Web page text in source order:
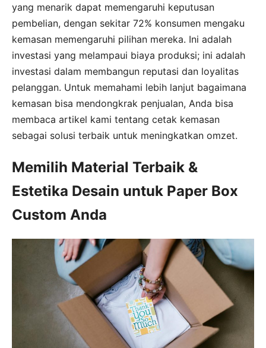
yang menarik dapat memengaruhi keputusan
pembelian, dengan sekitar 72% konsumen mengaku
kemasan memengaruhi pilihan mereka. Ini adalah
investasi yang melampaui biaya produksi; ini adalah
investasi dalam membangun reputasi dan loyalitas
pelanggan. Untuk memahami lebih lanjut bagaimana
kemasan bisa mendongkrak penjualan, Anda bisa
membaca artikel kami tentang cetak kemasan
sebagai solusi terbaik untuk meningkatkan omzet.
Memilih Material Terbaik &
Estetika Desain untuk Paper Box
Custom Anda